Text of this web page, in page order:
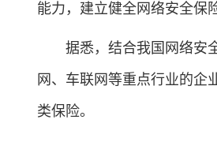
能力，建立健全网络安全保
据悉，结合我国网络安全
网、车联网等重点行业的企
类保险。